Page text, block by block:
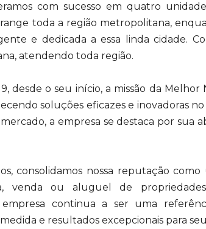
com sucesso em quatro
toda a região metropolitana,
e dedicada a essa linda cidade.
atendendo toda região.
desde o seu início, a missão da
soluções eficazes e inovadoras
a empresa se destaca por sua
consolidamos nossa reputação
venda ou aluguel de
continua a ser uma
e resultados excepcionais para